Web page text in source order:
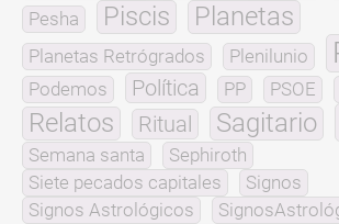
Pesha
Piscis Planetas
Planetas Retrógrados Plenilunio
Podemos Política PP PSOE
Relatos Ritual Sagitario
Semana santa
Sephiroth
Siete pecados capitales
Signos
Signos Astrológicos